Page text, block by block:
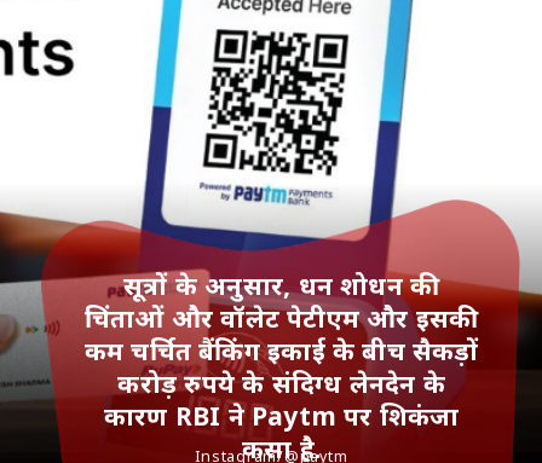
सूत्रों के अनुसार, धन शोधन की
चिंताओं और वॉलेट पेटीएम और इसकी
कम चर्चित बैंकिंग इकाई के बीच सैकड़ों
करोड़ रुपये के संदिग्ध लेनदेन के
कारण RBI ने Paytm पर शिकंजा
कसा है.
Instagram/@paytm